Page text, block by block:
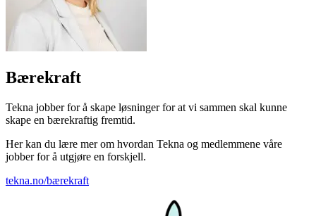
Bærekraft
Tekna jobber for å skape løsninger for at vi sammen skal kunne
skape en bærekraftig fremtid.
Her kan du lære mer om hvordan Tekna og medlemmene våre
jobber for å utgjøre en forskjell.
tekna.no/bærekraft